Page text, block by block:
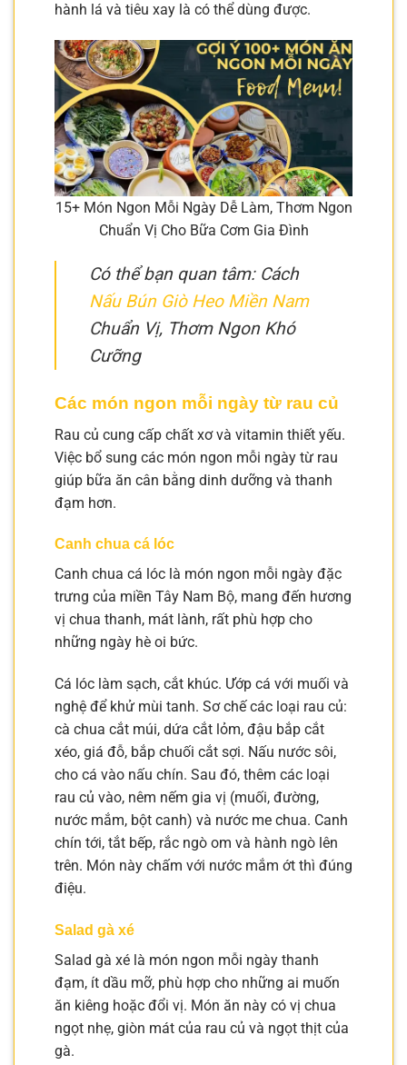
hành lá và tiêu xay là có thể dùng được.
15+ Món Ngon Mỗi Ngày Dễ Làm, Thơm Ngon
Chuẩn Vị Cho Bữa Cơm Gia Đình
Có thể bạn quan tâm: Cách
Nấu Bún Giò Heo Miền Nam
Chuẩn Vị, Thơm Ngon Khó
Cưỡng
Các món ngon mỗi ngày từ rau củ
Rau củ cung cấp chất xơ và vitamin thiết yếu.
Việc bổ sung các món ngon mỗi ngày từ rau
giúp bữa ăn cân bằng dinh dưỡng và thanh
đạm hơn.
Canh chua cá lóc
Canh chua cá lóc là món ngon mỗi ngày đặc
trưng của miền Tây Nam Bộ, mang đến hương
vị chua thanh, mát lành, rất phù hợp cho
những ngày hè oi bức.
Cá lóc làm sạch, cắt khúc. Ướp cá với muối và
nghệ để khử mùi tanh. Sơ chế các loại rau củ:
cà chua cắt múi, dứa cắt lỏm, đậu bắp cắt
xéo, giá đỗ, bắp chuối cắt sợi. Nấu nước sôi,
cho cá vào nấu chín. Sau đó, thêm các loại
rau củ vào, nêm nếm gia vị (muối, đường,
nước mắm, bột canh) và nước me chua. Canh
chín tới, tắt bếp, rắc ngò om và hành ngò lên
trên. Món này chấm với nước mắm ớt thì đúng
điệu.
Salad gà xé
Salad gà xé là món ngon mỗi ngày thanh
đạm, ít dầu mỡ, phù hợp cho những ai muốn
ăn kiêng hoặc đổi vị. Món ăn này có vị chua
ngọt nhẹ, giòn mát của rau củ và ngọt thịt của
gà.